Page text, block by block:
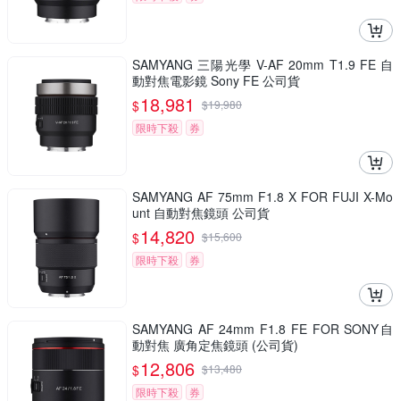
SAMYANG 三陽光學 V-AF 20mm T1.9 FE 自
動對焦電影鏡 Sony FE 公司貨
$18,981 $19,980
限時下殺
券
SAMYANG AF 75mm F1.8 X FOR FUJI X-Mo
unt 自動對焦鏡頭 公司貨
$14,820 $15,600
限時下殺
券
SAMYANG AF 24mm F1.8 FE FOR SONY自
動對焦 廣角定焦鏡頭 (公司貨)
$12,806 $13,480
限時下殺
券